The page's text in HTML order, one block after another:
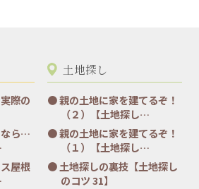
際の
なら…
屋根
土地探し
親の土地に家を建てるぞ！
（２）【土地探し…
親の土地に家を建てるぞ！
（１）【土地探し…
土地探しの裏技【土地探し
のコツ 31】